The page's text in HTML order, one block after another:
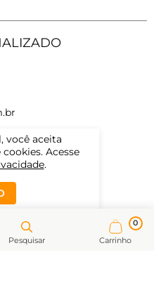
Pesquisar
0
Carrinho
você aceita
Acesse
.